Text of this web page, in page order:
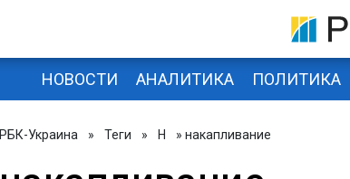
НОВОСТИ АНАЛИТИКА ПОЛИТИКА
РБК-Украина » Теги » Н » накапливание